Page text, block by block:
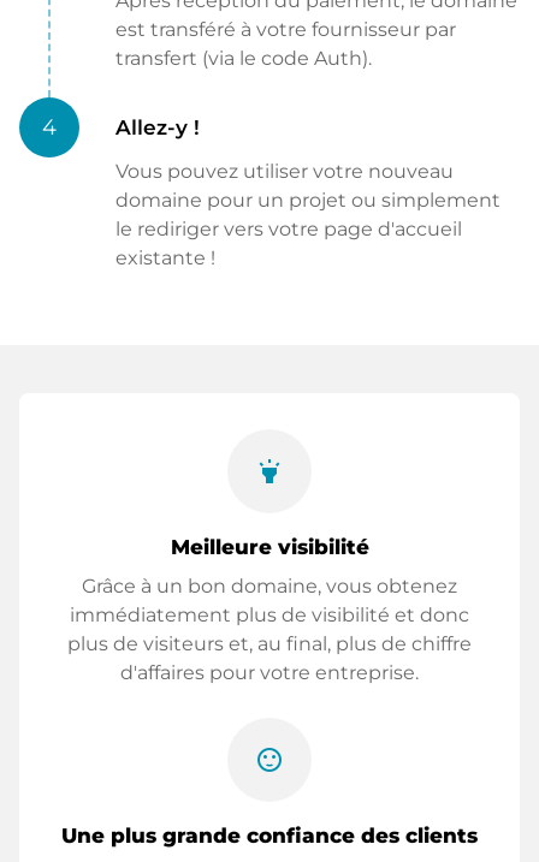
est transféré à votre fournisseur par
transfert (via le code Auth).
4 Allez-y !
Vous pouvez utiliser votre nouveau
domaine pour un projet ou simplement
le rediriger vers votre page d'accueil
existante !
highlight
Meilleure visibilité
Grâce à un bon domaine, vous obtenez
immédiatement plus de visibilité et donc
plus de visiteurs et, au final, plus de chiffre
d'affaires pour votre entreprise.
sentiment_satisfied
Une plus grande confiance des clients